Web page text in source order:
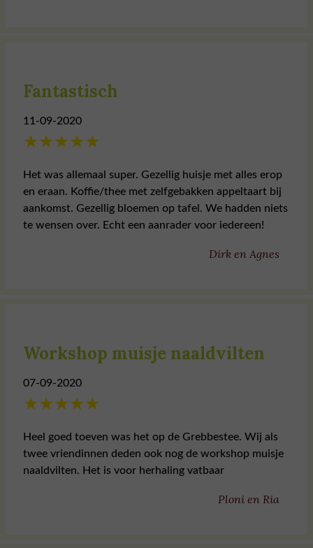
Fantastisch
11-09-2020
★★★★★
Het was allemaal super. Gezellig huisje met alles erop
en eraan. Koffie/thee met zelfgebakken appeltaart bij
aankomst. Gezellig bloemen op tafel. We hadden niets
te wensen over. Echt een aanrader voor iedereen!
Dirk en Agnes
Workshop muisje naaldvilten
07-09-2020
★★★★★
Heel goed toeven was het op de Grebbestee. Wij als
twee vriendinnen deden ook nog de workshop muisje
naaldvilten. Het is voor herhaling vatbaar
Ploni en Ria